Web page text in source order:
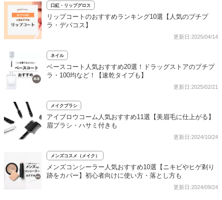
口紅・リップグロス
リップコートのおすすめランキング10選【人気のプチプ
ラ・デパコス】
更新日:2025/04/14
ネイル
ベースコート人気おすすめ20選！ドラッグストアのプチプ
ラ・100均など！【速乾タイプも】
更新日:2025/02/21
メイクブラシ
アイブロウコーム人気おすすめ11選【美眉毛に仕上がる】
眉ブラシ・ハサミ付きも
更新日:2024/10/24
メンズコスメ（メイク）
メンズコンシーラー人気おすすめ10選【ニキビやヒゲ剃り
跡をカバー】初心者向けに使い方・落とし方も
更新日:2024/09/24